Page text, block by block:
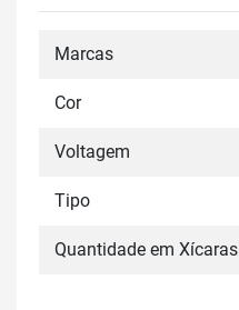
Marcas
Cor
Voltagem
Tipo
Quantidade em Xícaras